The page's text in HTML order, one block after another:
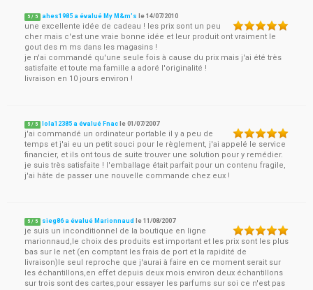
5 / 5 ahes1985 a évalué My M&m's le14/07/2010
une excellente idée de cadeau ! les prix sont un peu
cher mais c'est une vraie bonne idée et leur produit ont vraiment le
gout des m ms dans les magasins !
je n'ai commandé qu'une seule fois à cause du prix mais j'ai été très
satisfaite et toute ma famille a adoré l'originalité !
livraison en 10 jours environ !
5 / 5 lola12385 a évalué Fnac le01/07/2007
j'ai commandé un ordinateur portable il y a peu de
temps et j'ai eu un petit souci pour le règlement, j'ai appelé le service
financier, et ils ont tous de suite trouver une solution pour y remédier.
je suis très satisfaite ! l'emballage était parfait pour un contenu fragile,
j'ai hâte de passer une nouvelle commande chez eux !
5 / 5 sieg86 a évalué Marionnaud le11/08/2007
je suis un inconditionnel de la boutique en ligne
marionnaud,le choix des produits est important et les prix sont les plus
bas sur le net (en comptant les frais de port et la rapidité de
livraison)le seul reproche que j'aurai à faire en ce moment serait sur
les échantillons,en effet depuis deux mois environ deux échantillons
sur trois sont des cartes,pour essayer les parfums sur soi ce n'est pas